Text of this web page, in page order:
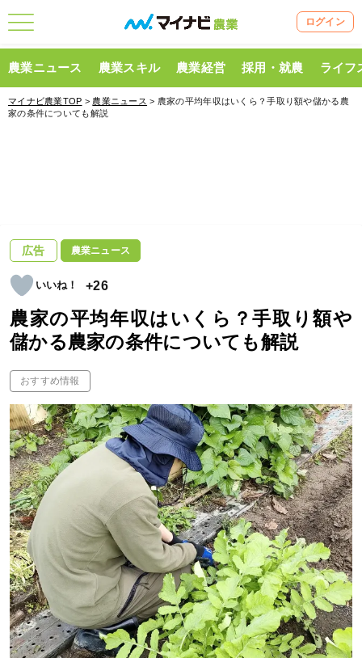
ログイン
農業ニュース 農業スキル 農業経営 採用・就農 ライフ
マイナビ農業TOP > 農業ニュース > 農家の平均年収はいくら？手取り額や儲かる農
家の条件についても解説
広告 農業ニュース
+26
農家の平均年収はいくら？手取り額や
儲かる農家の条件についても解説
おすすめ情報